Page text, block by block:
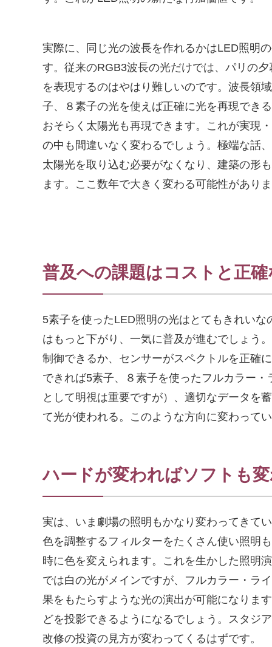
実際に、同じ光の波長を作れるかはLED照明
す。従来のRGB3波長の光だけでは、パリの
を表現するのはやはり難しいのです。波長領
子、８素子の光を使えば正確に光を再現でき
おそらく太陽光も再現できます。これが実現
の中も間違いなく変わるでしょう。極端な話
太陽光を取り込む必要がなくなり、建築の形
ます。ここ数年で大きく変わる可能性があり
普及への課題はコストと正
5素子を使ったLED照明の光はとてもきれい
はもっと下がり、一気に普及が進むでしょう
制御できるか、センサーがスペクトルを正確
できれば5素子、８素子を使ったフルカラー
として明視は重要ですが）、適切なデータを
て光が使われる。このような方向に変わって
ハードが変わればソフトも
実は、いま劇場の照明もかなり変わってきて
色を調整するフィルターをたくさん使い照明
時に色を変えられます。これを生かした照明
では白の光がメインですが、フルカラー・ラ
果をもたらすような光の演出が可能になりま
どを投影できるようになるでしょう。スタジ
改修の投資の見方が変わってくるはずです。